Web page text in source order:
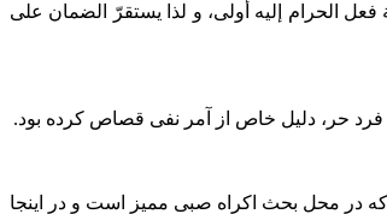
فعل الحرام إليه أولى، و لذا يستقرّ الضمان على
فرد حر، دلیل خاص از آمر نفی قصاص کرده بود.
در محل بحث اکراه صبی ممیز است و در اینجا